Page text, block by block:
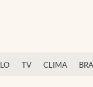
TV CLIMA